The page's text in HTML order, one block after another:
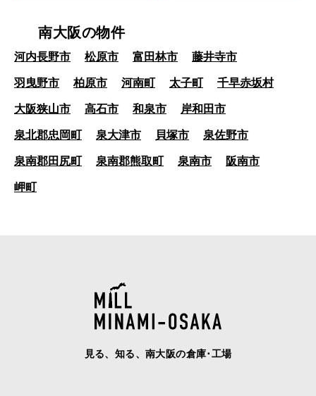
南大阪の物件
河内長野市 松原市 富田林市 藤井寺市
羽曳野市 柏原市 河南町 太子町 千早赤坂村
大阪狭山市 高石市 和泉市 岸和田市
泉北郡忠岡町 泉大津市 貝塚市 泉佐野市
泉南郡田尻町 泉南郡熊取町 泉南市 阪南市
岬町
見る、知る、南大阪の倉庫･工場